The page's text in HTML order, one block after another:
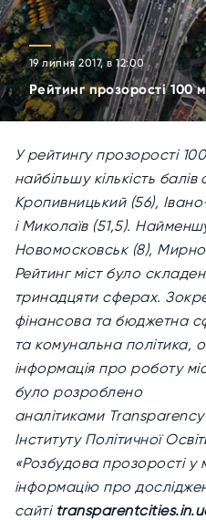
19 липня 2017, в 12:00
Рейтинг прозорості 100
У рейтингу прозорості
найбільшу кількість
Кропивницький (56),
і Миколаїв (51,5).
Новомосковськ (8),
Рейтинг міст було
тринадцяти сферах.
фінансова та бюджетна
та комунальна політика,
інформація про роботу
було розроблено
аналітиками Transparency
Інституту Політичної
«Розбудова прозорості у
інформацію про
сайті